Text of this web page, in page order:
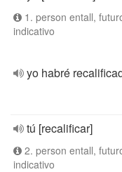
1. person entall,
indicativo
yo habré
tú [recalificar]
2. person entall,
indicativo